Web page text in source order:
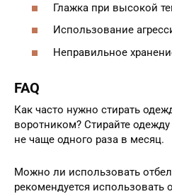
Глажка при высокой
Использование
Неправильное
FAQ
Как часто нужно стирать
воротником? Стирайте
не чаще одного раза в месяц.
Можно ли использовать
рекомендуется использовать